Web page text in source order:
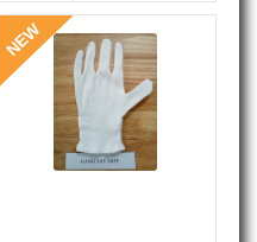
NEW